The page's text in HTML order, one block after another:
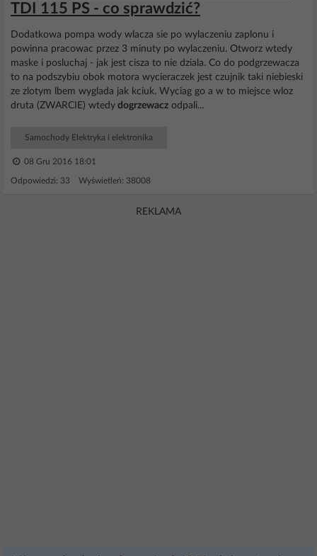
TDI 115 PS - co sprawdzić?
Dodatkowa pompa wody wlacza sie po wylaczeniu zaplonu i
powinna pracowac przez 3 minuty po wylaczeniu. Otworz wtedy
maske i posluchaj - jak jest cisza to nie dziala. Co do podgrzewacza
to na podszybiu obok motora wycieraczek jest czujnik taki niebieski
ze zlotym lbem wyglada jak kciuk. Wyciag go a w to miejsce wloz
druta (ZWARCIE) wtedy dogrzewacz odpali...
Samochody Elektryka i elektronika
08 Gru 2016 18:01
Odpowiedzi: 33 Wyświetleń: 38008
REKLAMA